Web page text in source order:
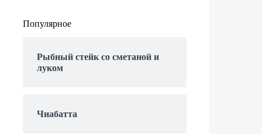
Популярное
Рыбный стейк со сметаной и
луком
Чиабатта